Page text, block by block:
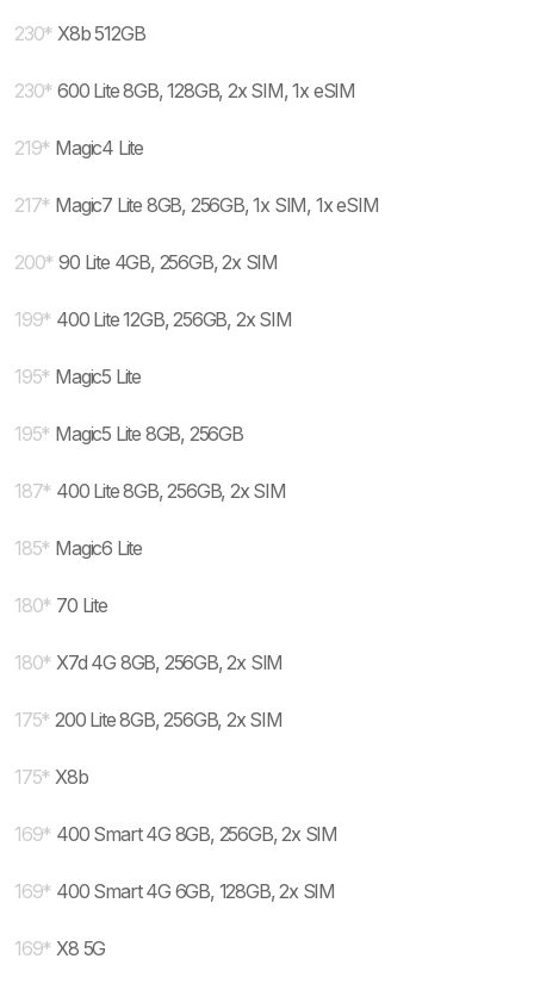
230* X8b 512GB
230* 600 Lite 8GB, 128GB, 2x SIM, 1x eSIM
219* Magic4 Lite
217* Magic7 Lite 8GB, 256GB, 1x SIM, 1x eSIM
200* 90 Lite 4GB, 256GB, 2x SIM
199* 400 Lite 12GB, 256GB, 2x SIM
195* Magic5 Lite
195* Magic5 Lite 8GB, 256GB
187* 400 Lite 8GB, 256GB, 2x SIM
185* Magic6 Lite
180* 70 Lite
180* X7d 4G 8GB, 256GB, 2x SIM
175* 200 Lite 8GB, 256GB, 2x SIM
175* X8b
169* 400 Smart 4G 8GB, 256GB, 2x SIM
169* 400 Smart 4G 6GB, 128GB, 2x SIM
169* X8 5G